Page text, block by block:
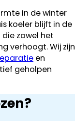
in de winter
koeler blijft in de
zowel het
verhoogt. Wij zijn
en
geholpen